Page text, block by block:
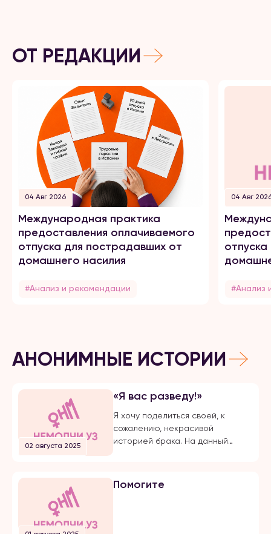
ОТ РЕДАКЦИИ
04 Авг 2026
Международная практика
предоставления оплачиваемого
отпуска для пострадавших от
домашнего насилия
#Анализ и рекомендации
04 Авг
#Анализ
АНОНИМНЫЕ ИСТОРИИ
02 августа 2025
«Я вас разведу!»
Я хочу поделиться своей, к
сожалению, некрасивой
историей брака. На данный
публичной травле, оскорблениям
Помогите